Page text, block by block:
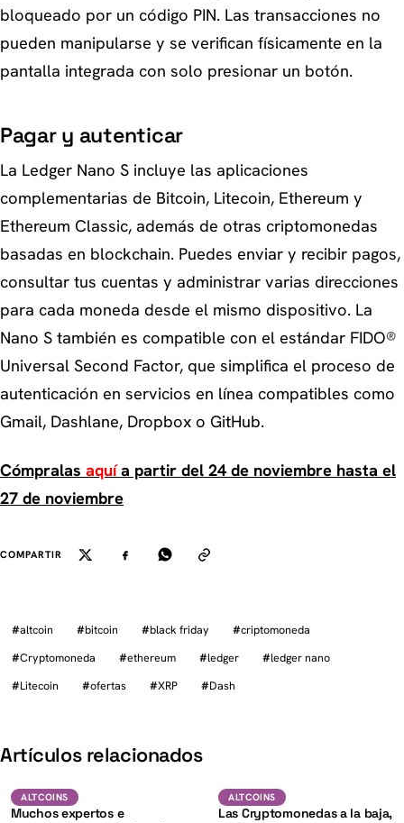
bloqueado por un código PIN. Las transacciones no
pueden manipularse y se verifican físicamente en la
pantalla integrada con solo presionar un botón.
Pagar y autenticar
La Ledger Nano S incluye las aplicaciones
complementarias de Bitcoin, Litecoin, Ethereum y
Ethereum Classic, además de otras criptomonedas
basadas en blockchain. Puedes enviar y recibir pagos,
consultar tus cuentas y administrar varias direcciones
para cada moneda desde el mismo dispositivo. La
Nano S también es compatible con el estándar FIDO®
Universal Second Factor, que simplifica el proceso de
autenticación en servicios en línea compatibles como
Gmail, Dashlane, Dropbox o GitHub.
Cómpralas aquía partir del 24 de noviembre hasta el
27 de noviembre
COMPARTIR
#altcoin #bitcoin #black friday #criptomoneda
#Cryptomoneda #ethereum #ledger #ledger nano
#Litecoin #ofertas #XRP #Dash
Artículos relacionados
Altcoins K
ALTCOINS
Muchos expertos e
Altcoins
ALTCOINS
Las Cryptomonedas a la baja,